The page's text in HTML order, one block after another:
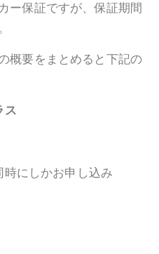
ー保証ですが、保証期間
概要をまとめると下記の
ス
にしかお申し込み